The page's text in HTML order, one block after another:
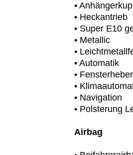
•
• Heckantrieb
• Super E10
• Metallic
•
• Automatik
•
•
• Navigation
• Polsterung
Airbag